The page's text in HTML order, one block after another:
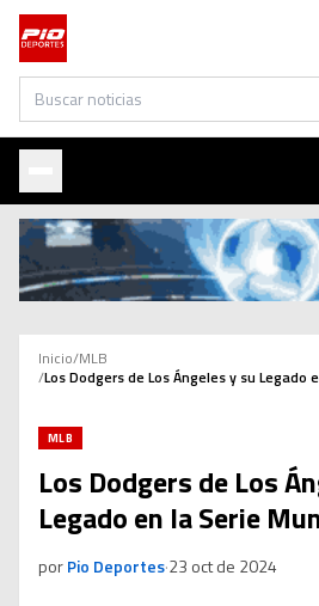
Buscar
Inicio/MLB
/Los Dodgers de Los Ángeles y su Legado
MLB
Los Dodgers de Los
Legado en la Serie
porPio Deportes·23 oct de 2024